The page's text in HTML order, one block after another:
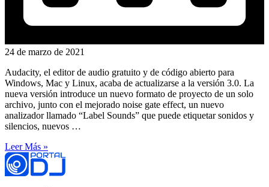
24 de marzo de 2021
Audacity, el editor de audio gratuito y de código abierto para
Windows, Mac y Linux, acaba de actualizarse a la versión 3.0. La
nueva versión introduce un nuevo formato de proyecto de un solo
archivo, junto con el mejorado noise gate effect, un nuevo
analizador llamado “Label Sounds” que puede etiquetar sonidos y
silencios, nuevos …
Leer Más »